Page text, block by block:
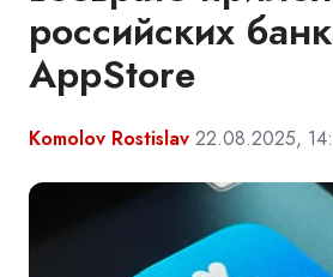
российских
AppStore
Komolov Rostislav 22.08.2025,